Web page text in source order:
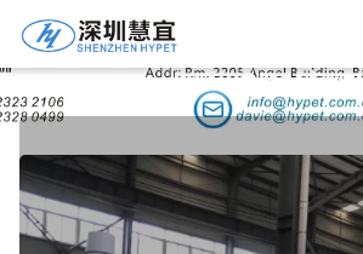
उत्पादों का विवरण